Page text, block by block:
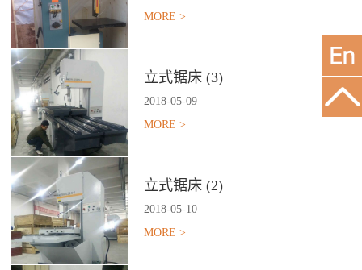
MORE >
立式锯床 (3)
2018-05-09
MORE >
立式锯床 (2)
2018-05-10
MORE >